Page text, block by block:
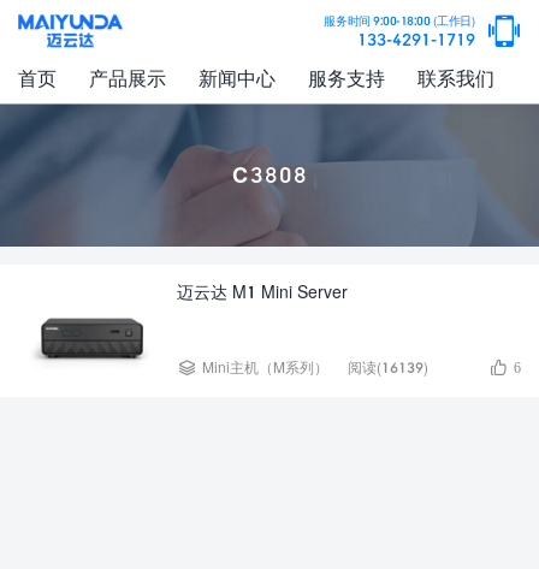
服务时间 9:00-18:00 (工作日)
133-4291-1719 
首页 产品展示 新闻中心 服务支持 联系我们
C3808
迈云达 M1 Mini Server
 Mini主机（M系列） 阅读(16139)  6